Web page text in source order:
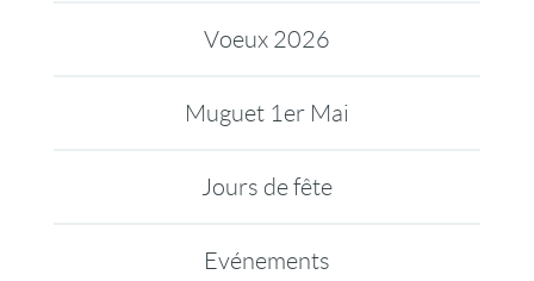
Voeux 2026
Muguet 1er Mai
Jours de fête
Evénements